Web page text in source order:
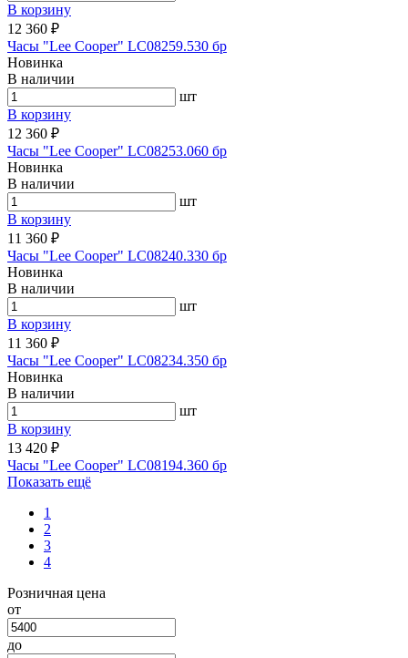
В корзину
12 360 ₽
Часы "Lee Cooper" LC08259.530 бр
Новинка
В наличии
шт
В корзину
12 360 ₽
Часы "Lee Cooper" LC08253.060 бр
Новинка
В наличии
шт
В корзину
11 360 ₽
Часы "Lee Cooper" LC08240.330 бр
Новинка
В наличии
шт
В корзину
11 360 ₽
Часы "Lee Cooper" LC08234.350 бр
Новинка
В наличии
шт
В корзину
13 420 ₽
Часы "Lee Cooper" LC08194.360 бр
Показать ещё
1
2
3
4
Розничная цена
от
до